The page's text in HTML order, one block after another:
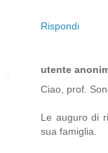
Rispondi
utente
Ciao, prof.
Le auguro di
sua famiglia.